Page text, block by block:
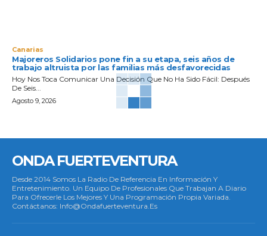
Canarias
Majoreros Solidarios pone fin a su etapa, seis años de
trabajo altruista por las familias más desfavorecidas
Hoy Nos Toca Comunicar Una Decisión Que No Ha Sido Fácil: Después
De Seis...
Agosto 9, 2026
ONDA FUERTEVENTURA
Desde 2014 Somos La Radio De Referencia En Información Y
Entretenimiento. Un Equipo De Profesionales Que Trabajan A Diario
Para Ofrecerle Los Mejores Y Una Programación Propia Variada.
Contáctanos: Info@ondafuerteventura.es